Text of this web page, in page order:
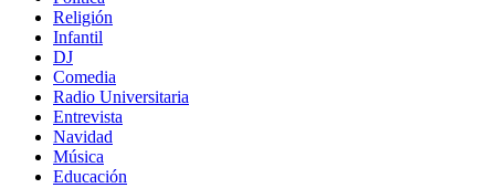
Religión
Infantil
DJ
Comedia
Radio Universitaria
Entrevista
Navidad
Música
Educación